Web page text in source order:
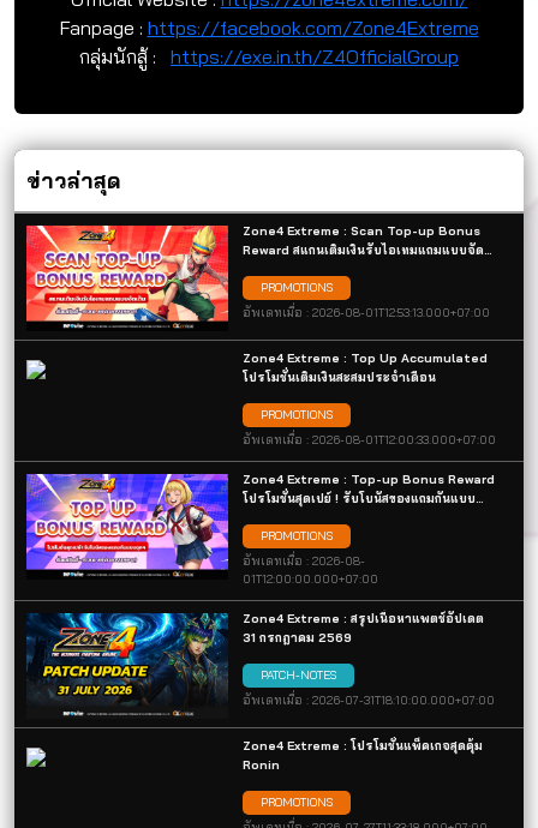
ในส่วนเงื่อนไขการรักษาสถานะ ZM อื่นๆ นั้น หากไม่ปฏิบัติ
**จะมีบทลงโทษให้พ้นสภาพจากการเป็น ZM ทันที**
ต้นนี้ ให้ขึ้นอยู่กับดุลยพินิจของทีมงาน การตัดสินของทีมงาน
ถือเป็นที่สิ้นสุด **
----------------------------------------------------------------
---------
Official Website :https://zone4extreme.com/
Fanpage :https://facebook.com/Zone4Extreme
กลุ่มนักสู้ :https://exe.in.th/Z4OfficialGroup
Zone4 Extreme : Scan Top-up Bonus
Reward สแกนเติมเงินรับไอเทมแถมแบบจัด
เท่านั้น! รับไอเทมแถมสุดคุ้ม
PROMOTIONS
อัพเดทเมื่อ :01-Aug-2026
Zone4 Extreme : Top Up Accumulated
โปรโมชั่นเติมเงินสะสมประจำเดือน
อัพเดทเมื่อ :01-Aug-2026
Zone4 Extreme : Top-up Bonus Reward
โปรโมชั่นสุดเปย์ ! รับโบนัสของแถมกันแบบ
จุกๆ
อัพเดทเมื่อ :01-Aug-2026